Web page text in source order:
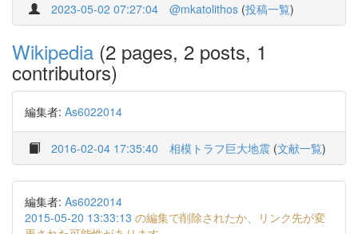
2023-05-02 07:27:04 @mkatolithos (投稿一覧)
Wikipedia (2 pages, 2 posts, 1
contributors)
編集者: As6022014
2016-02-04 17:35:40 相模トラフ巨大地震 (文献一覧)
編集者: As6022014
2015-05-20 13:33:13 の編集で削除されたか、リンク先が変